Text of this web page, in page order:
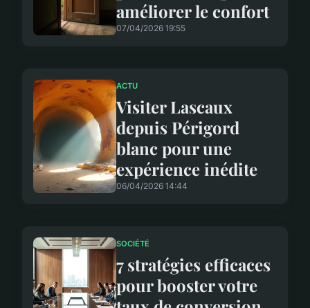
améliorer le confort
07/04/2026 19:55
ACTU
Visiter Lascaux
depuis Périgord
blanc pour une
expérience inédite
06/04/2026 14:44
SOCIÉTÉ
7 stratégies efficaces
pour booster votre